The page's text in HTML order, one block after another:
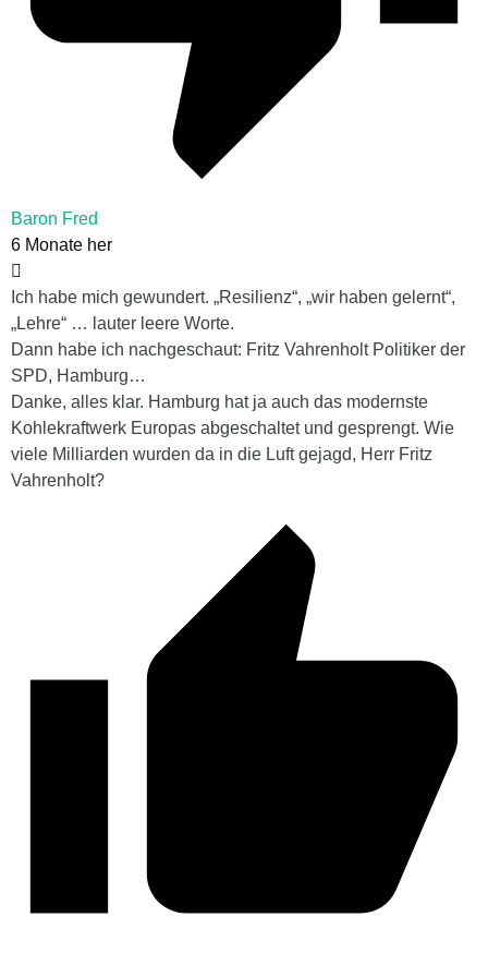
Baron Fred
6 Monate her
Ich habe mich gewundert. „Resilienz“, „wir haben gelernt“,
„Lehre“ … lauter leere Worte.
Dann habe ich nachgeschaut: Fritz Vahrenholt Politiker der
SPD, Hamburg…
Danke, alles klar. Hamburg hat ja auch das modernste
Kohlekraftwerk Europas abgeschaltet und gesprengt. Wie
viele Milliarden wurden da in die Luft gejagd, Herr Fritz
Vahrenholt?